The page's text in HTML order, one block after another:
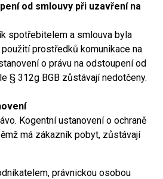
od smlouvy při uzavření na
spotřebitelem a smlouva byla
prostředků komunikace na
o právu na odstoupení od
§ 312g BGB zůstávají nedotčeny.
Kogentní ustanovení o ochraně
má zákazník pobyt, zůstávají
právnickou osobou